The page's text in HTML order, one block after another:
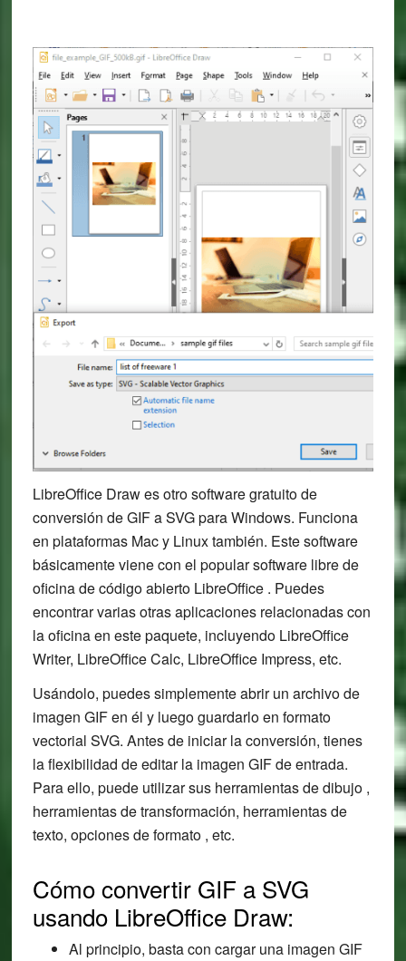
LibreOffice Draw es otro software gratuito de
conversión de GIF a SVG para Windows. Funciona
en plataformas Mac y Linux también. Este software
básicamente viene con el popular software libre de
oficina de código abierto LibreOffice . Puedes
encontrar varias otras aplicaciones relacionadas con
la oficina en este paquete, incluyendo LibreOffice
Writer, LibreOffice Calc, LibreOffice Impress, etc.
Usándolo, puedes simplemente abrir un archivo de
imagen GIF en él y luego guardarlo en formato
vectorial SVG. Antes de iniciar la conversión, tienes
la flexibilidad de editar la imagen GIF de entrada.
Para ello, puede utilizar sus herramientas de dibujo ,
herramientas de transformación, herramientas de
texto, opciones de formato , etc.
Cómo convertir GIF a SVG
usando LibreOffice Draw:
Al principio, basta con cargar una imagen GIF